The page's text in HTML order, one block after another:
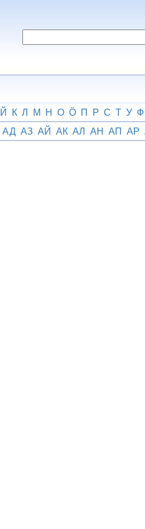
Й К Л М Н О Ӧ П Р С Т У Ф
АД АЗ АЙ АК АЛ АН АП АР